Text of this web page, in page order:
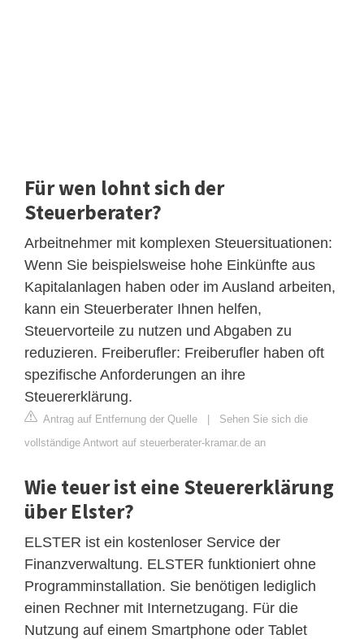
Für wen lohnt sich der
Steuerberater?
Arbeitnehmer mit komplexen Steuersituationen:
Wenn Sie beispielsweise hohe Einkünfte aus
Kapitalanlagen haben oder im Ausland arbeiten,
kann ein Steuerberater Ihnen helfen,
Steuervorteile zu nutzen und Abgaben zu
reduzieren. Freiberufler: Freiberufler haben oft
spezifische Anforderungen an ihre
Steuererklärung.
Antrag auf Entfernung der Quelle | Sehen Sie sich die
vollständige Antwort auf steuerberater-kramar.de an
Wie teuer ist eine Steuererklärung
über Elster?
ELSTER ist ein kostenloser Service der
Finanzverwaltung. ELSTER funktioniert ohne
Programminstallation. Sie benötigen lediglich
einen Rechner mit Internetzugang. Für die
Nutzung auf einem Smartphone oder Tablet